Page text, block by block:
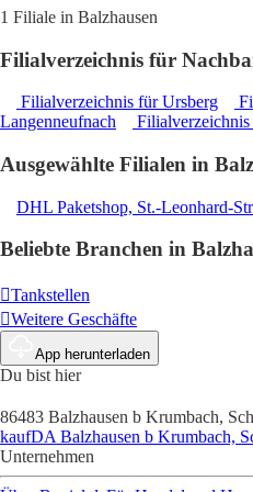
1 Filiale in Balzhausen
Filialverzeichnis für
Filialverzeichnis für Ursberg
Langenneufnach
Filialverzeichnis
Ausgewählte Filialen in
DHL Paketshop, St.-Leonhard-
Beliebte Branchen in
Tankstellen
Weitere Geschäfte
App herunterladen
Du bist hier
86483 Balzhausen b Krumbach,
kaufDA Balzhausen b Krumbach,
Unternehmen